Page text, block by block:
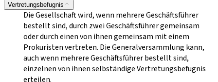
Vertretungsbefugnis
Die Gesellschaft wird, wenn mehrere Geschäftsführer
bestellt sind, durch zwei Geschäftsführer gemeinsam
oder durch einen von ihnen gemeinsam mit einem
Prokuristen vertreten. Die Generalversammlung kann,
auch wenn mehrere Geschäftsführer bestellt sind,
einzelnen von ihnen selbständige Vertretungsbefugnis
erteilen.